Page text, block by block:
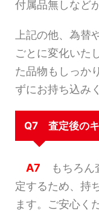
付属品無しなど
上記の他、為替
ごとに変化いた
た品物もしっか
ずにお持ち込み
Q7 査定後のキ
A7 もちろん
定するため、持
ます。ご安心く